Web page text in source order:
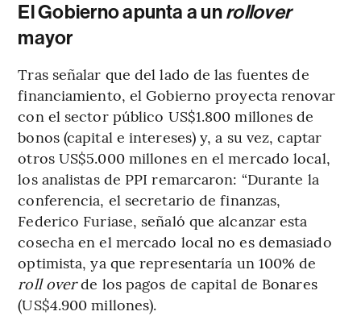
El Gobierno apunta a unrollover
mayor
Tras señalar que del lado de las fuentes de
financiamiento, el Gobierno proyecta renovar
con el sector público US$1.800 millones de
bonos (capital e intereses) y, a su vez, captar
otros US$5.000 millones en el mercado local,
los analistas de PPI remarcaron: “Durante la
conferencia, el secretario de finanzas,
Federico Furiase, señaló que alcanzar esta
cosecha en el mercado local no es demasiado
optimista, ya que representaría un 100% de
roll overde los pagos de capital de Bonares
(US$4.900 millones).